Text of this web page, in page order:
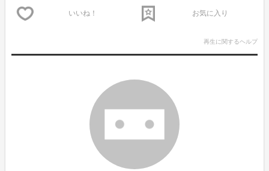
いいね！ お気に入り
再生に関するヘルプ